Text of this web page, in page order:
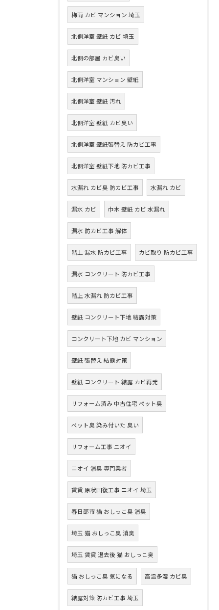
梅雨 カビ マンション 埼玉
北側洋室 壁紙 カビ 埼玉
北側の部屋 カビ臭い
北側洋室 マンション 壁紙
北側洋室 壁紙 汚れ
北側洋室 壁紙 カビ臭い
北側洋室 壁紙張替え 防カビ工事
北側洋室 壁紙下地 防カビ工事
水漏れ カビ臭 防カビ工事 水漏れ カビ
漏水 カビ 巾木 壁紙 カビ 水漏れ
漏水 防カビ工事 解体
階上 漏水 防カビ工事 カビ取り 防カビ工事
漏水 コンクリート 防カビ工事
階上 水漏れ 防カビ工事
壁紙 コンクリート下地 結露対策
コンクリート下地 カビ マンション
壁紙 張替え 結露対策
壁紙 コンクリート 結露 カビ再発
リフォーム済み 中古住宅 ペット臭
ペット臭 染み付いた 臭い
リフォーム工事 ニオイ
ニオイ 消臭 専門業者
賃貸 原状回復工事 ニオイ 埼玉
春日部市 猫 おしっこ臭 消臭
埼玉 猫 おしっこ臭 消臭
埼玉 賃貸 退去後 猫 おしっこ臭
猫 おしっこ臭 気になる 高温多湿 カビ臭
結露対策 防カビ工事 埼玉